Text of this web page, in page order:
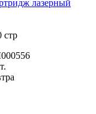
лазерный
стр